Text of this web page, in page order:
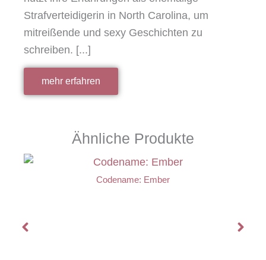
Strafverteidigerin in North Carolina, um
mitreißende und sexy Geschichten zu
schreiben. [...]
mehr erfahren
Ähnliche Produkte
Codename: Ember